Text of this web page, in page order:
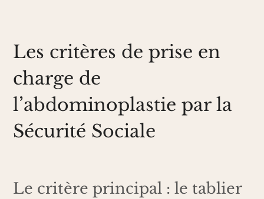
Les critères de prise en
charge de
l’abdominoplastie par la
Sécurité Sociale
Le critère principal : le tablier